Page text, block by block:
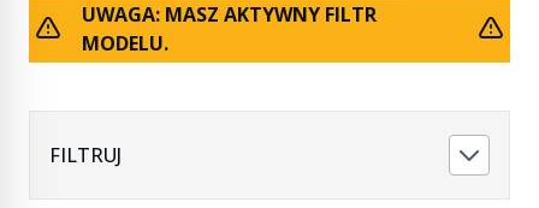
UWAGA: MASZ AKTYWNY FILTR
MODELU.
FILTRUJ